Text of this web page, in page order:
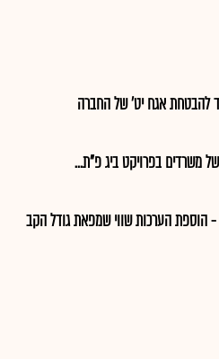
להבטחת אגח יט' של החברה
משרדים בפרויקט ביג פ"ת...